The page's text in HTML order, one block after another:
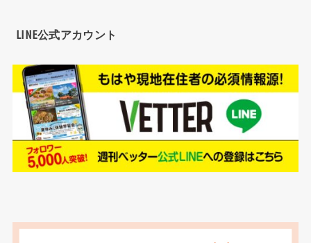
LINE公式アカウント